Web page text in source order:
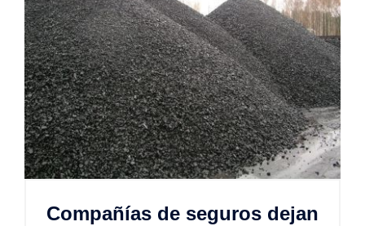
Compañías de seguros dejan